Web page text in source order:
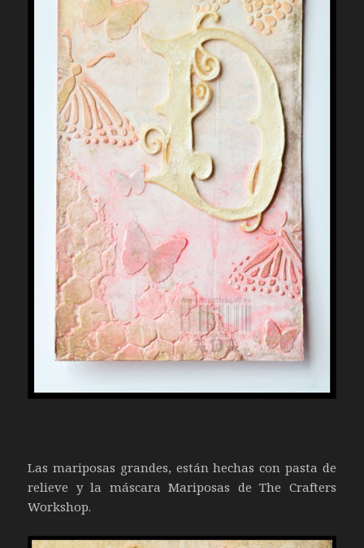
Las mariposas grandes, están hechas con pasta de
relieve y la máscara Mariposas de The Crafters
Workshop.